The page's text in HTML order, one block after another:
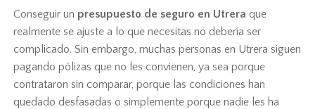
Conseguir un presupuesto de seguro en Utrera que
realmente se ajuste a lo que necesitas no debería ser
complicado. Sin embargo, muchas personas en Utrera siguen
pagando pólizas que no les convienen, ya sea porque
contrataron sin comparar, porque las condiciones han
quedado desfasadas o simplemente porque nadie les ha